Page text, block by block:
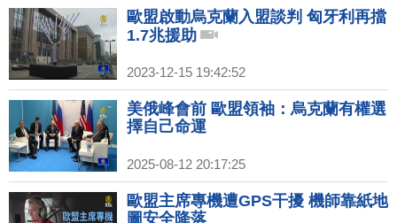
歐盟啟動烏克蘭入盟談判 匈牙利再擋
1.7兆援助
2023-12-15 19:42:52
美俄峰會前 歐盟領袖：烏克蘭有權選
擇自己命運
2025-08-12 20:17:25
歐盟主席專機遭GPS干擾 機師靠紙地
圖安全降落